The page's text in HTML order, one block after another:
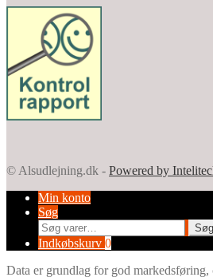
© Alsudlejning.dk - Powered by
Min konto
Søg
Søg
efter:
Søg
Indkøbskurv 0
Data er grundlag for god